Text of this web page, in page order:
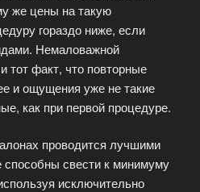
же цены на такую
гораздо ниже, если
Немаловажной
тот факт, что повторные
и ощущения уже не такие
как при первой процедуре.
проводится лучшими
свести к минимуму
исключительно